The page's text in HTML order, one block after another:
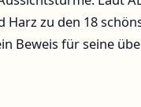
Harz zu den 18
Beweis für seine